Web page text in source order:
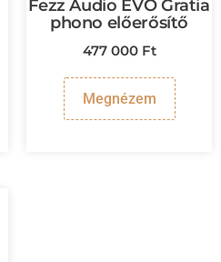
Fezz Audio EVO Gratia
phono előerősítő
477 000 Ft
Megnézem